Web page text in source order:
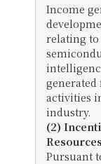
Income
relating
activities
industry.
(2)
Pursuant